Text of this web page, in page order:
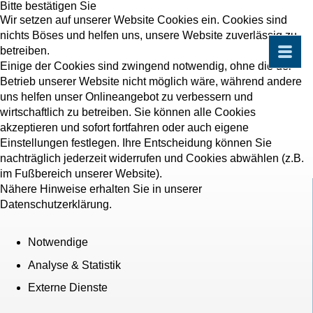
Bitte bestätigen Sie
Wir setzen auf unserer Website Cookies ein. Cookies sind
nichts Böses und helfen uns, unsere Website zuverlässig zu
betreiben.
Einige der Cookies sind zwingend notwendig, ohne die der
Betrieb unserer Website nicht möglich wäre, während andere
uns helfen unser Onlineangebot zu verbessern und
wirtschaftlich zu betreiben. Sie können alle Cookies
akzeptieren und sofort fortfahren oder auch eigene
Einstellungen festlegen. Ihre Entscheidung können Sie
nachträglich jederzeit widerrufen und Cookies abwählen (z.B.
im Fußbereich unserer Website).
Nähere Hinweise erhalten Sie in unserer
Datenschutzerklärung.
Notwendige
Analyse & Statistik
Externe Dienste